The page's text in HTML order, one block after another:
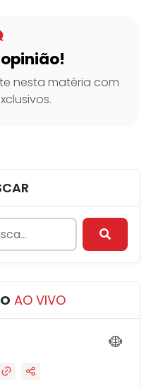
nesta matéria com
AO VIVO